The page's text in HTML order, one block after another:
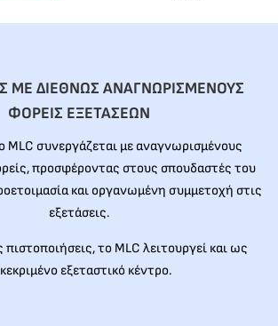
ΜΕ ΔΙΕΘΝΩΣ ΑΝΑΓΝΩΡΙΣΜΕΝΟΥΣ
ΦΟΡΕΙΣ ΕΞΕΤΑΣΕΩΝ
MLC συνεργάζεται με αναγνωρισμένους
προσφέροντας στους σπουδαστές του
και οργανωμένη συμμετοχή στις
εξετάσεις.
πιστοποιήσεις, το MLC λειτουργεί και ως
εξεταστικό κέντρο.